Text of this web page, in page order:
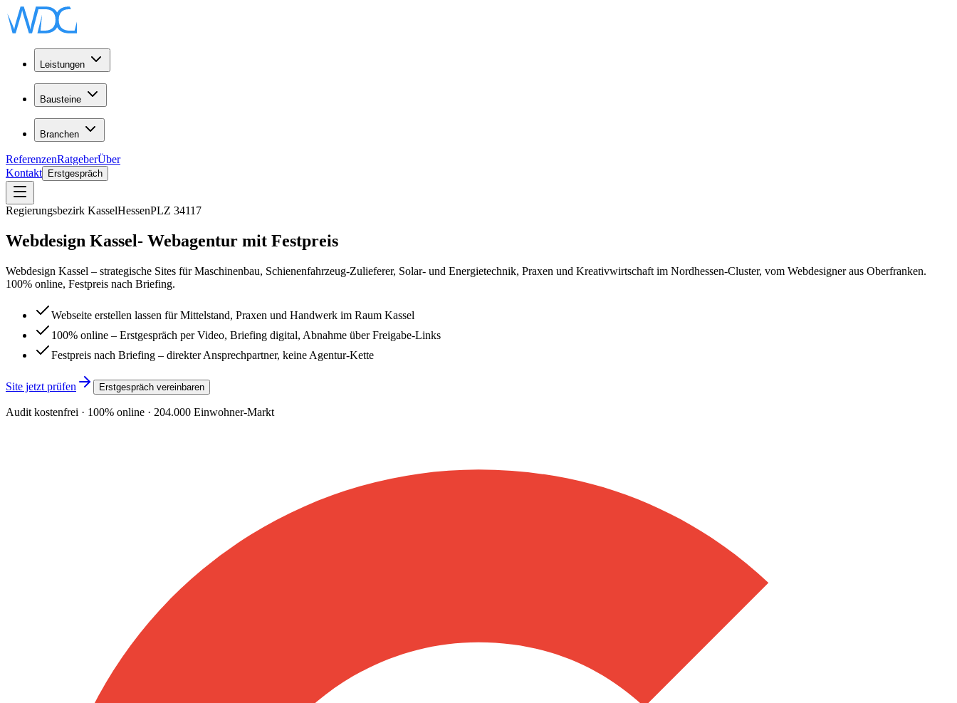
Leistungen
Bausteine
Branchen
ReferenzenRatgeberÜber
Kontakt
Erstgespräch
Regierungsbezirk KasselHessenPLZ 34117
Webdesign Kassel- Webagentur mit Festpreis
Webdesign Kassel – strategische Sites für Maschinenbau, Schienenfahrzeug-Zulieferer, Solar- und Energietechnik, Praxen und Kreativwirtschaft im Nordhessen-Cluster, vom Webdesigner aus Oberfranken.
100% online, Festpreis nach Briefing.
Webseite erstellen lassen für Mittelstand, Praxen und Handwerk im Raum Kassel
100% online – Erstgespräch per Video, Briefing digital, Abnahme über Freigabe-Links
Festpreis nach Briefing – direkter Ansprechpartner, keine Agentur-Kette
Site jetzt prüfen Erstgespräch vereinbaren
Audit kostenfrei · 100% online · 204.000 Einwohner-Markt